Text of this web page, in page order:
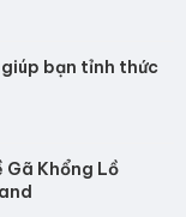
bạn tỉnh thức
Gã Khổng Lồ